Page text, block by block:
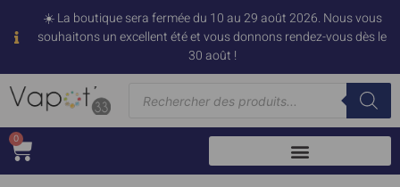
☀️ La boutique sera fermée du 10 au 29 août 2026. Nous vous
souhaitons un excellent été et vous donnons rendez-vous dès le
30 août !
0